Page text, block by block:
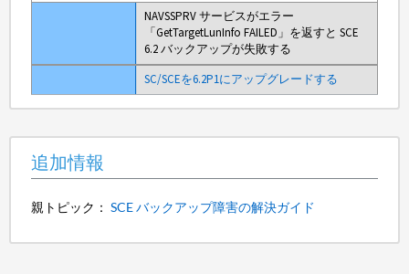
NAVSSPRV サービスがエラー
「GetTargetLunInfo FAILED」を返すと SCE
6.2 バックアップが失敗する
SC/SCEを6.2P1にアップグレードする
追加情報
親トピック： SCE バックアップ障害の解決ガイド